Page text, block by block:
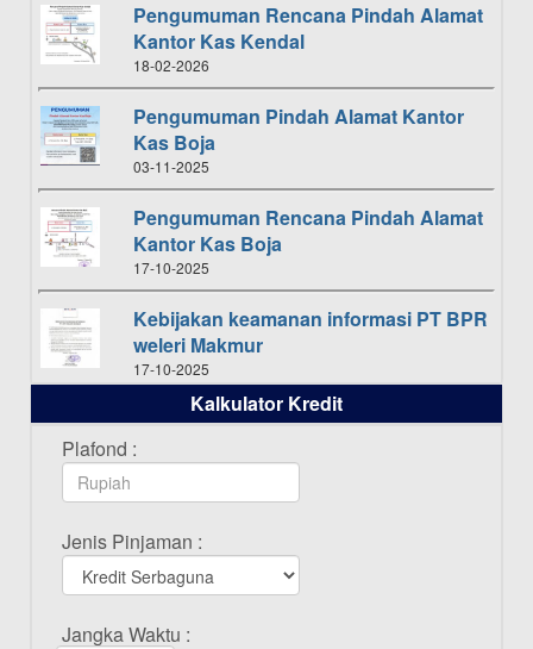
Pengumuman Rencana Pindah Alamat
Kantor Kas Kendal
18-02-2026
Pengumuman Pindah Alamat Kantor
Kas Boja
03-11-2025
Pengumuman Rencana Pindah Alamat
Kantor Kas Boja
17-10-2025
Kebijakan keamanan informasi PT BPR
weleri Makmur
17-10-2025
Daftar Pemenang Undian TAMASHA
Bulan Oktober 2025
16-10-2025
Bulan September 2025
20-09-2025
Daftar Pemenang Undian TAMASHA
Kalkulator Kredit
Plafond :
Jenis Pinjaman :
Jangka Waktu :